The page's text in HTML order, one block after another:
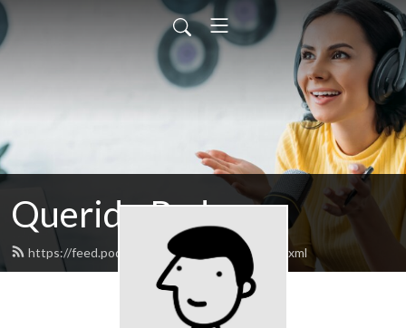
Querido Pedro
https://feed.podbean.com/lavidaminimal/feed.xml